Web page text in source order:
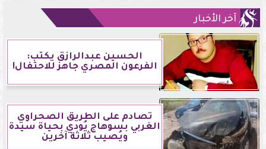
آخر الأخبار
الحسين عبدالرازق يكتب:
الفرعون المصري جاهز للاحتفال!
تصادم على الطريق الصحراوي
الغربي بسوهاج يُودي بحياة سيدة
ويُصيب ثلاثة آخرين